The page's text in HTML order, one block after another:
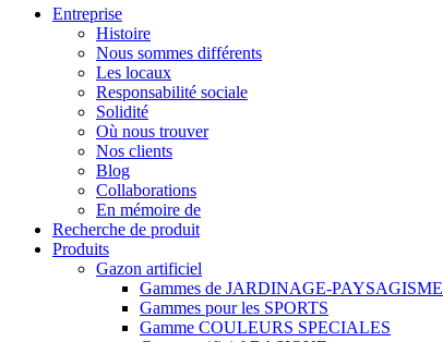
116
96
57
Entreprise
Histoire
Nous sommes différents
Les locaux
Responsabilité sociale
Solidité
Où nous trouver
Nos clients
Blog
Collaborations
En mémoire de
Recherche de produit
Produits
Gazon artificiel
Gammes de JARDINAGE-PAYSAGISME
Gammes pour les SPORTS
Gamme COULEURS SPECIALES